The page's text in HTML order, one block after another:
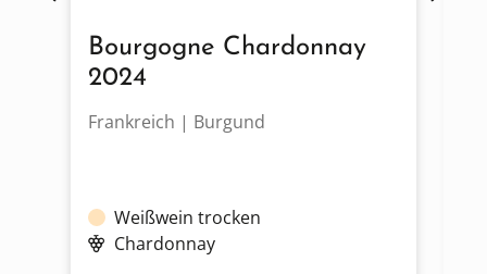
Bourgogne Chardonnay
2024
Frankreich | Burgund
Weißwein trocken
Chardonnay